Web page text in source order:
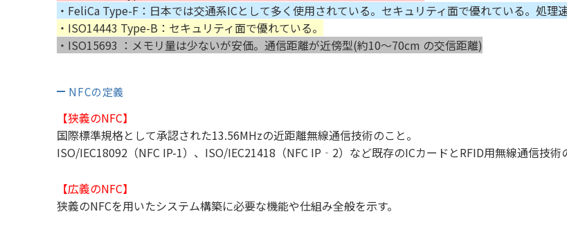
・FeliCa Type-F：日本では交通系ICとして多く使用されている。セキュリティ面で優れている。処理
・ISO14443 Type-B：セキュリティ面で優れている。
・ISO15693 ：メモリ量は少ないが安価。通信距離が近傍型(約10～70cm の交信距離)
NFCの定義
【狭義のNFC】
国際標準規格として承認された13.56MHzの近距離無線通信技術のこと。
ISO/IEC18092（NFC IP-1）、ISO/IEC21418（NFC IP‐2）など既存のICカードとRFID用無線通信技術
【広義のNFC】
狭義のNFCを用いたシステム構築に必要な機能や仕組み全般を示す。